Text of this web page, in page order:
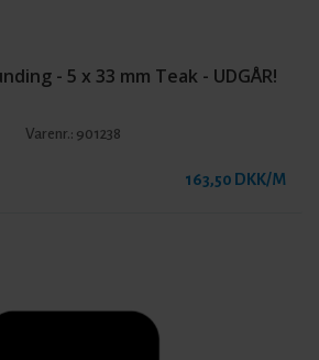
- 5 x 33 mm Teak - UDGÅR!
Varenr.: 901238
163,50 DKK/M